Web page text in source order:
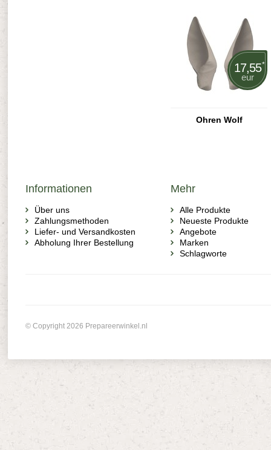
17,55*
eur
Ohren Wolf
Informationen
Über uns
Zahlungsmethoden
Liefer- und Versandkosten
Abholung Ihrer Bestellung
Mehr
Alle Produkte
Neueste Produkte
Angebote
Marken
Schlagworte
© Copyright 2026 Prepareerwinkel.nl